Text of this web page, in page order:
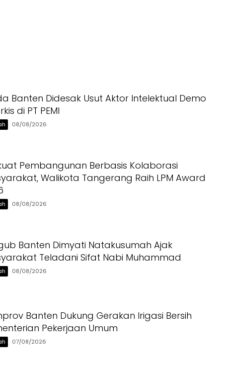
Banten Didesak Usut Aktor Intelektual Demo
di PT PEMI
08/08/2026
Pembangunan Berbasis Kolaborasi
Walikota Tangerang Raih LPM Award
08/08/2026
Banten Dimyati Natakusumah Ajak
Teladani Sifat Nabi Muhammad
08/08/2026
Banten Dukung Gerakan Irigasi Bersih
Pekerjaan Umum
07/08/2026